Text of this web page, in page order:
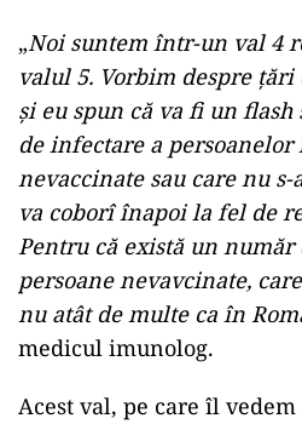
„Noi suntem într-un val 4
valul 5. Vorbim despre
și eu spun că va fi un
de infectare a persoanelor
nevaccinate sau care nu
va coborî înapoi la fel de
Pentru că există un număr
persoane nevavcinate,
nu atât de multe ca în
medicul imunolog.
Acest val, pe care îl